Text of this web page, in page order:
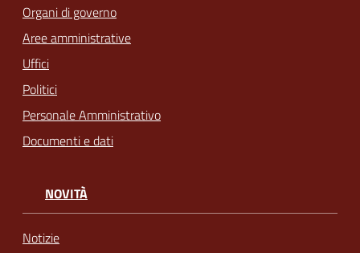
Organi di governo
Aree amministrative
Uffici
Politici
Personale Amministrativo
Documenti e dati
NOVITÀ
Notizie